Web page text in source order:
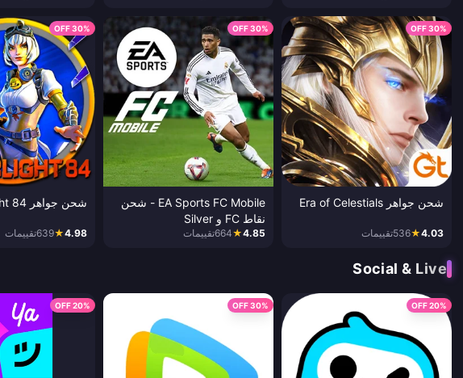
30% OFF
شحن جواهر Era of Celestials
4.03
★
536تقييمات
30% OFF
EA Sports FC Mobile - شحن
نقاط FC و Silver
4.85
★
664تقييمات
30% OFF
شحن جواهر Farlight 84
4.98
★
639تقييمات
Social & Live
20% OFF
30% OFF
20% OFF